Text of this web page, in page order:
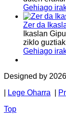
Gehiago
Zer da
​Ikaslan
ziklo
Gehiago
Designed by
Lege Oharra
Top